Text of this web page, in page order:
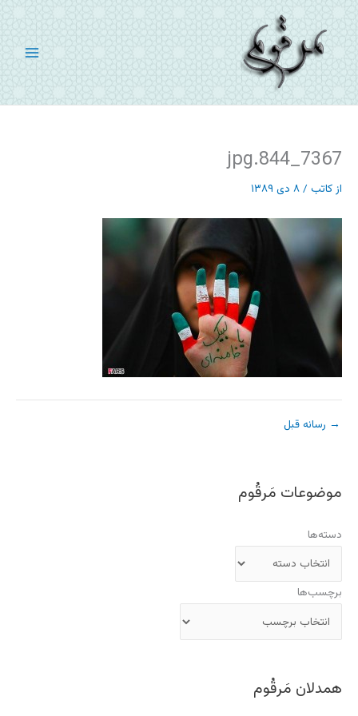
پرش
به
محتوا
7367_844.jpg
از کاتب /۸ دی ۱۳۸۹
→ رسانه قبل
موضوعات مَرقُوم
دسته‌ها
برچسب‌ها
همدلان مَرقُوم